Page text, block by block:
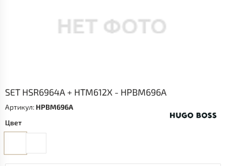
SET HSR6964A + HTM612X - HPBM696A
Артикул: HPBM696A
Цвет